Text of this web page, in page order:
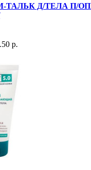
ТАЛЬК Д/ТЕЛА П/
р.